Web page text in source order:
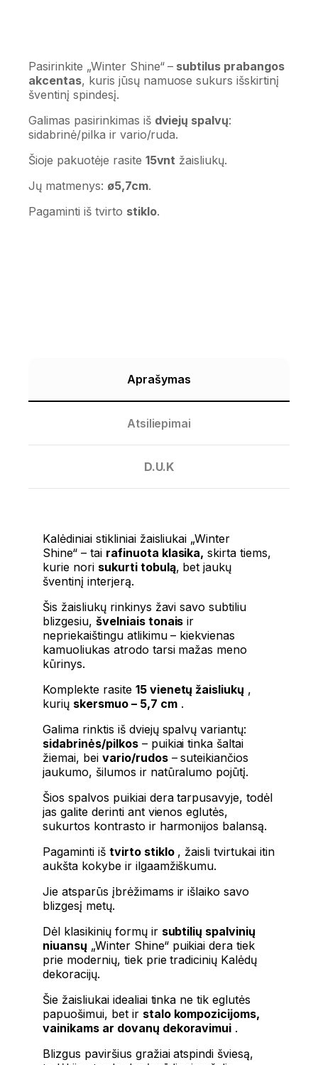
Pasirinkite „Winter Shine“– subtilus prabangos
akcentas, kuris jūsų namuose sukurs išskirtinį
šventinį spindesį.
Galimas pasirinkimas iš dviejų spalvų:
sidabrinė/pilka ir vario/ruda.
Šioje pakuotėje rasite 15vnt žaisliukų.
Jų matmenys: ø5,7cm.
Pagaminti iš tvirto stiklo.
Aprašymas
Atsiliepimai
D.U.K
Kalėdiniai stikliniai žaisliukai „Winter
Shine“– tai rafinuota klasika, skirta tiems,
kurie nori sukurti tobulą, bet jaukų
šventinį interjerą.
Šis žaisliukų rinkinys žavi savo subtiliu
blizgesiu, švelniais tonais ir
nepriekaištingu atlikimu – kiekvienas
kamuoliukas atrodo tarsi mažas meno
kūrinys.
Komplekte rasite 15 vienetų žaisliukų ,
kurių skersmuo – 5,7 cm.
Galima rinktis iš dviejų spalvų variantų:
sidabrinės/pilkos– puikiai tinka šaltai
žiemai, bei vario/rudos– suteikiančios
jaukumo, šilumos ir natūralumo pojūtį.
Šios spalvos puikiai dera tarpusavyje, todėl
jas galite derinti ant vienos eglutės,
sukurtos kontrasto ir harmonijos balansą.
Pagaminti iš tvirto stiklo, žaisli tvirtukai itin
aukšta kokybe ir ilgaamžiškumu.
Jie atsparūs įbrėžimams ir išlaiko savo
blizgesį metų.
Dėl klasikinių formų ir subtilių spalvinių
niuansų „Winter Shine“ puikiai dera tiek
prie modernių, tiek prie tradicinių Kalėdų
dekoracijų.
Šie žaisliukai idealiai tinka ne tik eglutės
papuošimui, bet ir stalo kompozicijoms,
vainikams ar dovanų dekoravimui .
Blizgus paviršius gražiai atspindi šviesą,